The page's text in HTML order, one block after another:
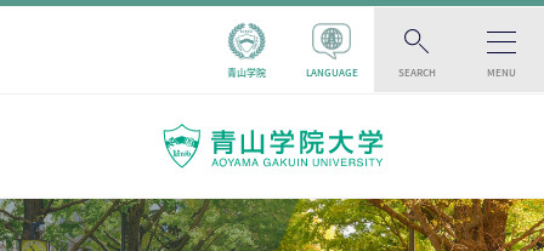
青山学院 LANGUAGE SEARCH MENU